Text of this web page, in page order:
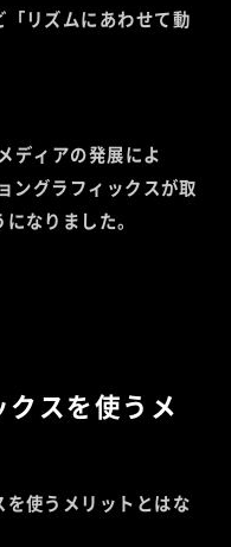
「リズムにあわせて動
ディアの発展によ
ングラフィックスが取
なりました。
スを使うメ
使うメリットとはな